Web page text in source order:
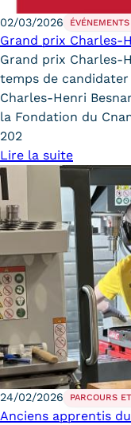
02/03/2026
Grand prix Charles-
Grand prix Charles-
temps de
Charles-Henri
la Fondation du
202
Lire la suite
24/02/2026 PARCOURS
Anciens apprentis